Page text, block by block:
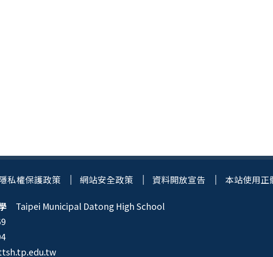
私權保護政策 網站安全政策 資料開放宣告 本站使用正
Taipei Municipal Datong High School